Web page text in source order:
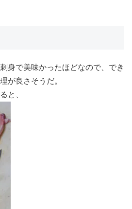
身で美味かったほどなので、でき
が良さそうだ。
と、